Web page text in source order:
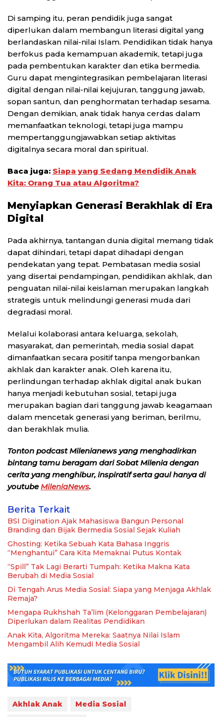
Di samping itu, peran pendidik juga sangat
diperlukan dalam membangun literasi digital yang
berlandaskan nilai-nilai Islam. Pendidikan tidak hanya
berfokus pada kemampuan akademik, tetapi juga
pada pembentukan karakter dan etika bermedia.
Guru dapat mengintegrasikan pembelajaran literasi
digital dengan nilai-nilai kejujuran, tanggung jawab,
sopan santun, dan penghormatan terhadap sesama.
Dengan demikian, anak tidak hanya cerdas dalam
memanfaatkan teknologi, tetapi juga mampu
mempertanggungjawabkan setiap aktivitas
digitalnya secara moral dan spiritual.
Baca juga: Siapa yang Sedang Mendidik Anak
Kita: Orang Tua atau Algoritma?
Menyiapkan Generasi Berakhlak di Era
Digital
Pada akhirnya, tantangan dunia digital memang tidak
dapat dihindari, tetapi dapat dihadapi dengan
pendekatan yang tepat. Pembatasan media sosial
yang disertai pendampingan, pendidikan akhlak, dan
penguatan nilai-nilai keislaman merupakan langkah
strategis untuk melindungi generasi muda dari
degradasi moral.
Melalui kolaborasi antara keluarga, sekolah,
masyarakat, dan pemerintah, media sosial dapat
dimanfaatkan secara positif tanpa mengorbankan
akhlak dan karakter anak. Oleh karena itu,
perlindungan terhadap akhlak digital anak bukan
hanya menjadi kebutuhan sosial, tetapi juga
merupakan bagian dari tanggung jawab keagamaan
dalam mencetak generasi yang beriman, berilmu,
dan berakhlak mulia.
Tonton podcast Milenianews yang menghadirkan
bintang tamu beragam dari Sobat Milenia dengan
cerita yang menghibur, inspiratif serta gaul hanya di
youtubeMileniaNews.
Berita Terkait
BSI Digination Ajak Mahasiswa Bangun Personal
Branding dan Bijak Bermedia Sosial Sejak Kuliah
Ghosting: Ketika Sebuah Kata Bahasa Inggris
“Menghantui” Cara Kita Memaknai Putus Kontak
“Spill” Tak Lagi Berarti Tumpah: Ketika Makna Kata
Berubah di Media Sosial
Di Tengah Arus Media Sosial: Siapa yang Menjaga Akhlak
Remaja?
Mengapa Rukhshah Ta’lim (Kelonggaran Pembelajaran)
Diperlukan dalam Realitas Pendidikan
Anak Kita, Algoritma Mereka: Saatnya Nilai Islam
Mengambil Alih Kemudi Media Sosial
Akhlak Anak
Media Sosial